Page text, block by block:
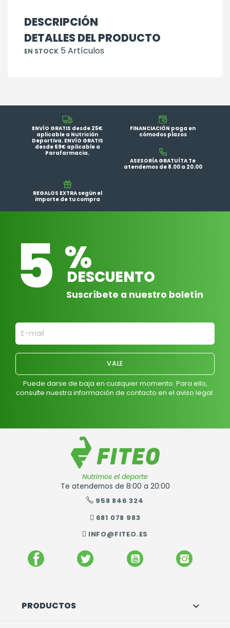
DESCRIPCIÓN
DETALLES DEL PRODUCTO
EN STOCK 5 Artículos
ENVÍO GRATIS desde 25€
aplicable a Nutrición
Deportiva. ENVÍO GRATIS
desde 69€ aplicable a
Parafarmacia.
FINANCIACIÓN paga en
cómodos plazos
ASESORÍA GRATUÍTA Te
atendemos de 8.00 a 20.00
REGALOS EXTRA según el
importe de tu compra
5 %
DESCUENTO
Suscríbete a nuestro boletín
Puede darse de baja en cualquier momento. Para ello,
consulte nuestra información de contacto en el aviso legal.
Te atendemos de 8:00 a 20:00
958 846 324
681 078 983
INFO@FITEO.ES
FACEBOOK TWITTER YOUTUBE
PRODUCTOS 